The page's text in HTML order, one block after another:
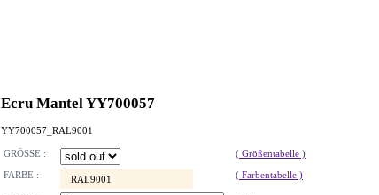
Ecru Mantel YY700057
YY700057_RAL9001
GRÖSSE :
( Größentabelle )
FARBE :
RAL9001 ( Farbentabelle )